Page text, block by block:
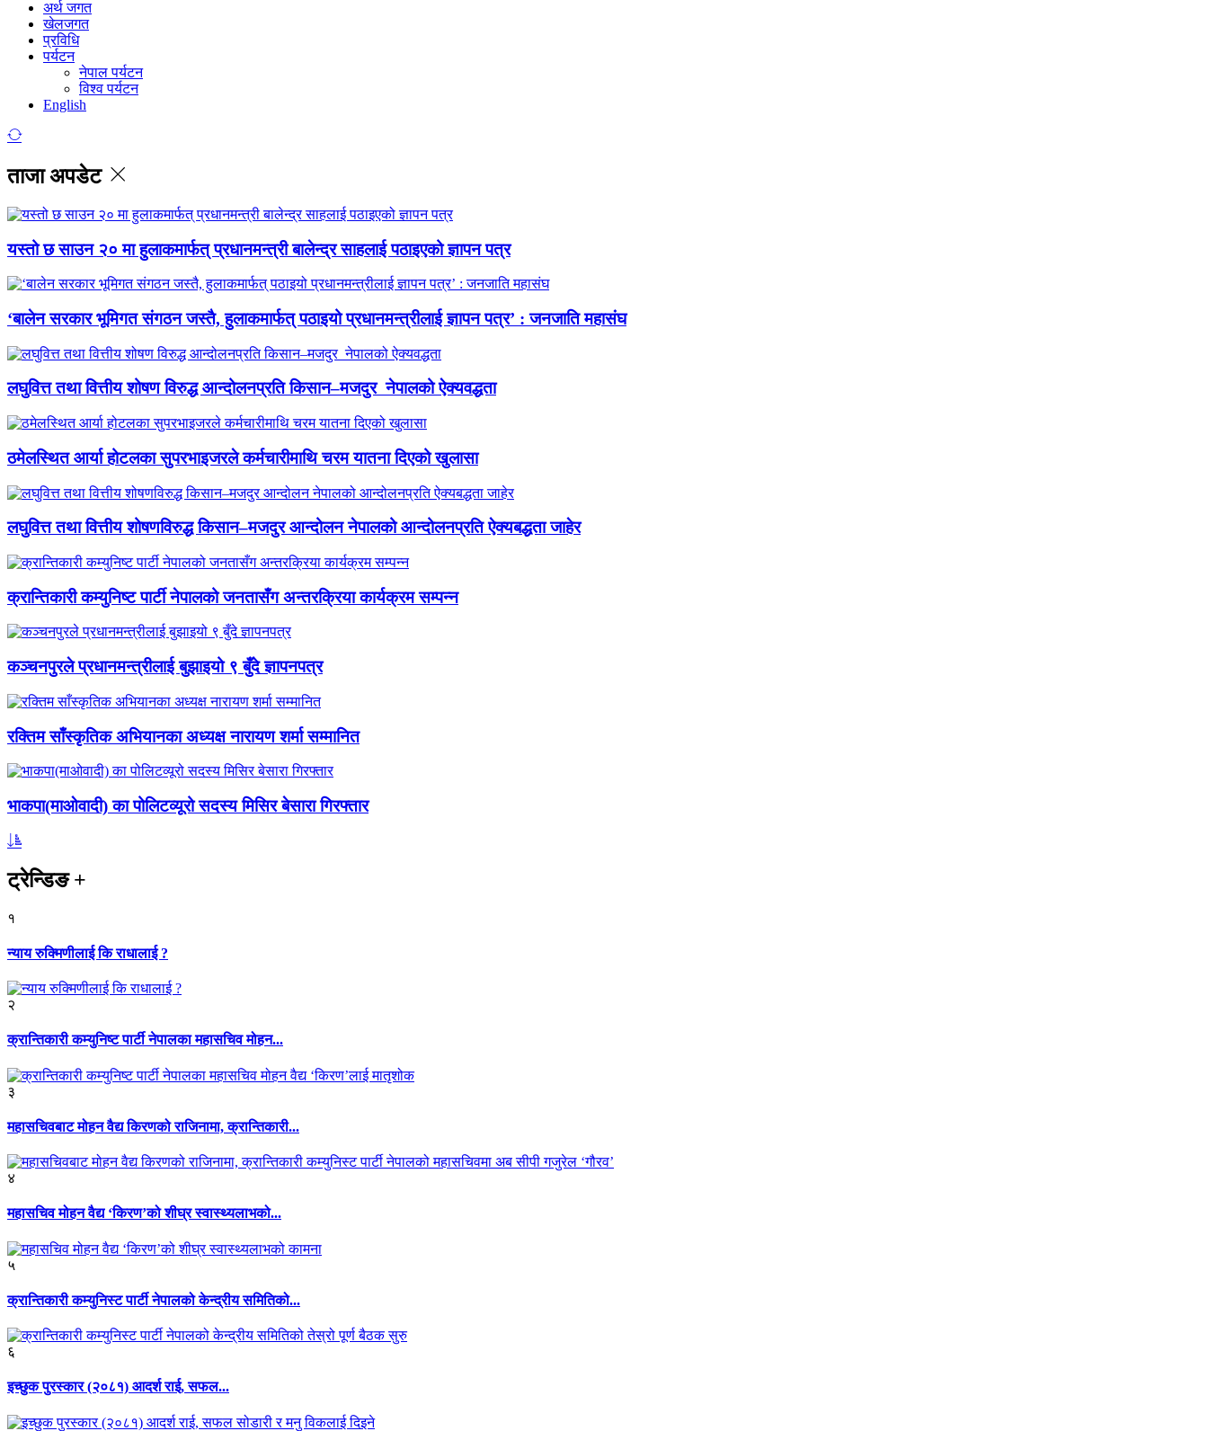
अर्थ जगत
खेलजगत
प्रविधि
पर्यटन
नेपाल पर्यटन
विश्व पर्यटन
English
ताजा अपडेट
यस्तो छ साउन २० मा हुलाकमार्फत् प्रधानमन्त्री बालेन्द्र साहलाई पठाइएको ज्ञापन पत्र
‘बालेन सरकार भूमिगत संगठन जस्तै, हुलाकमार्फत् पठाइयो प्रधानमन्त्रीलाई ज्ञापन पत्र’ : जनजाति महासंघ
लघुवित्त तथा वित्तीय शोषण विरुद्ध आन्दोलनप्रति किसान–मजदुर नेपालको ऐक्यवद्धता
ठमेलस्थित आर्या होटलका सुपरभाइजरले कर्मचारीमाथि चरम यातना दिएको खुलासा
लघुवित्त तथा वित्तीय शोषणविरुद्ध किसान–मजदुर आन्दोलन नेपालको आन्दोलनप्रति ऐक्यबद्धता जाहेर
क्रान्तिकारी कम्युनिष्ट पार्टी नेपालको जनतासँग अन्तरक्रिया कार्यक्रम सम्पन्न
कञ्चनपुरले प्रधानमन्त्रीलाई बुझाइयो ९ बुँदे ज्ञापनपत्र
रक्तिम साँस्कृतिक अभियानका अध्यक्ष नारायण शर्मा सम्मानित
भाकपा(माओवादी) का पोलिटव्यूरो सदस्य मिसिर बेसारा गिरफ्तार
ट्रेन्डिङ+
१
न्याय रुक्मिणीलाई कि राधालाई ?
२
क्रान्तिकारी कम्युनिष्ट पार्टी नेपालका महासचिव मोहन...
३
महासचिवबाट मोहन वैद्य किरणको राजिनामा, क्रान्तिकारी...
४
महासचिव मोहन वैद्य ‘किरण’को शीघ्र स्वास्थ्यलाभको...
५
क्रान्तिकारी कम्युनिस्ट पार्टी नेपालको केन्द्रीय समितिको...
६
इच्छुक पुरस्कार (२०८१) आदर्श राई, सफल...